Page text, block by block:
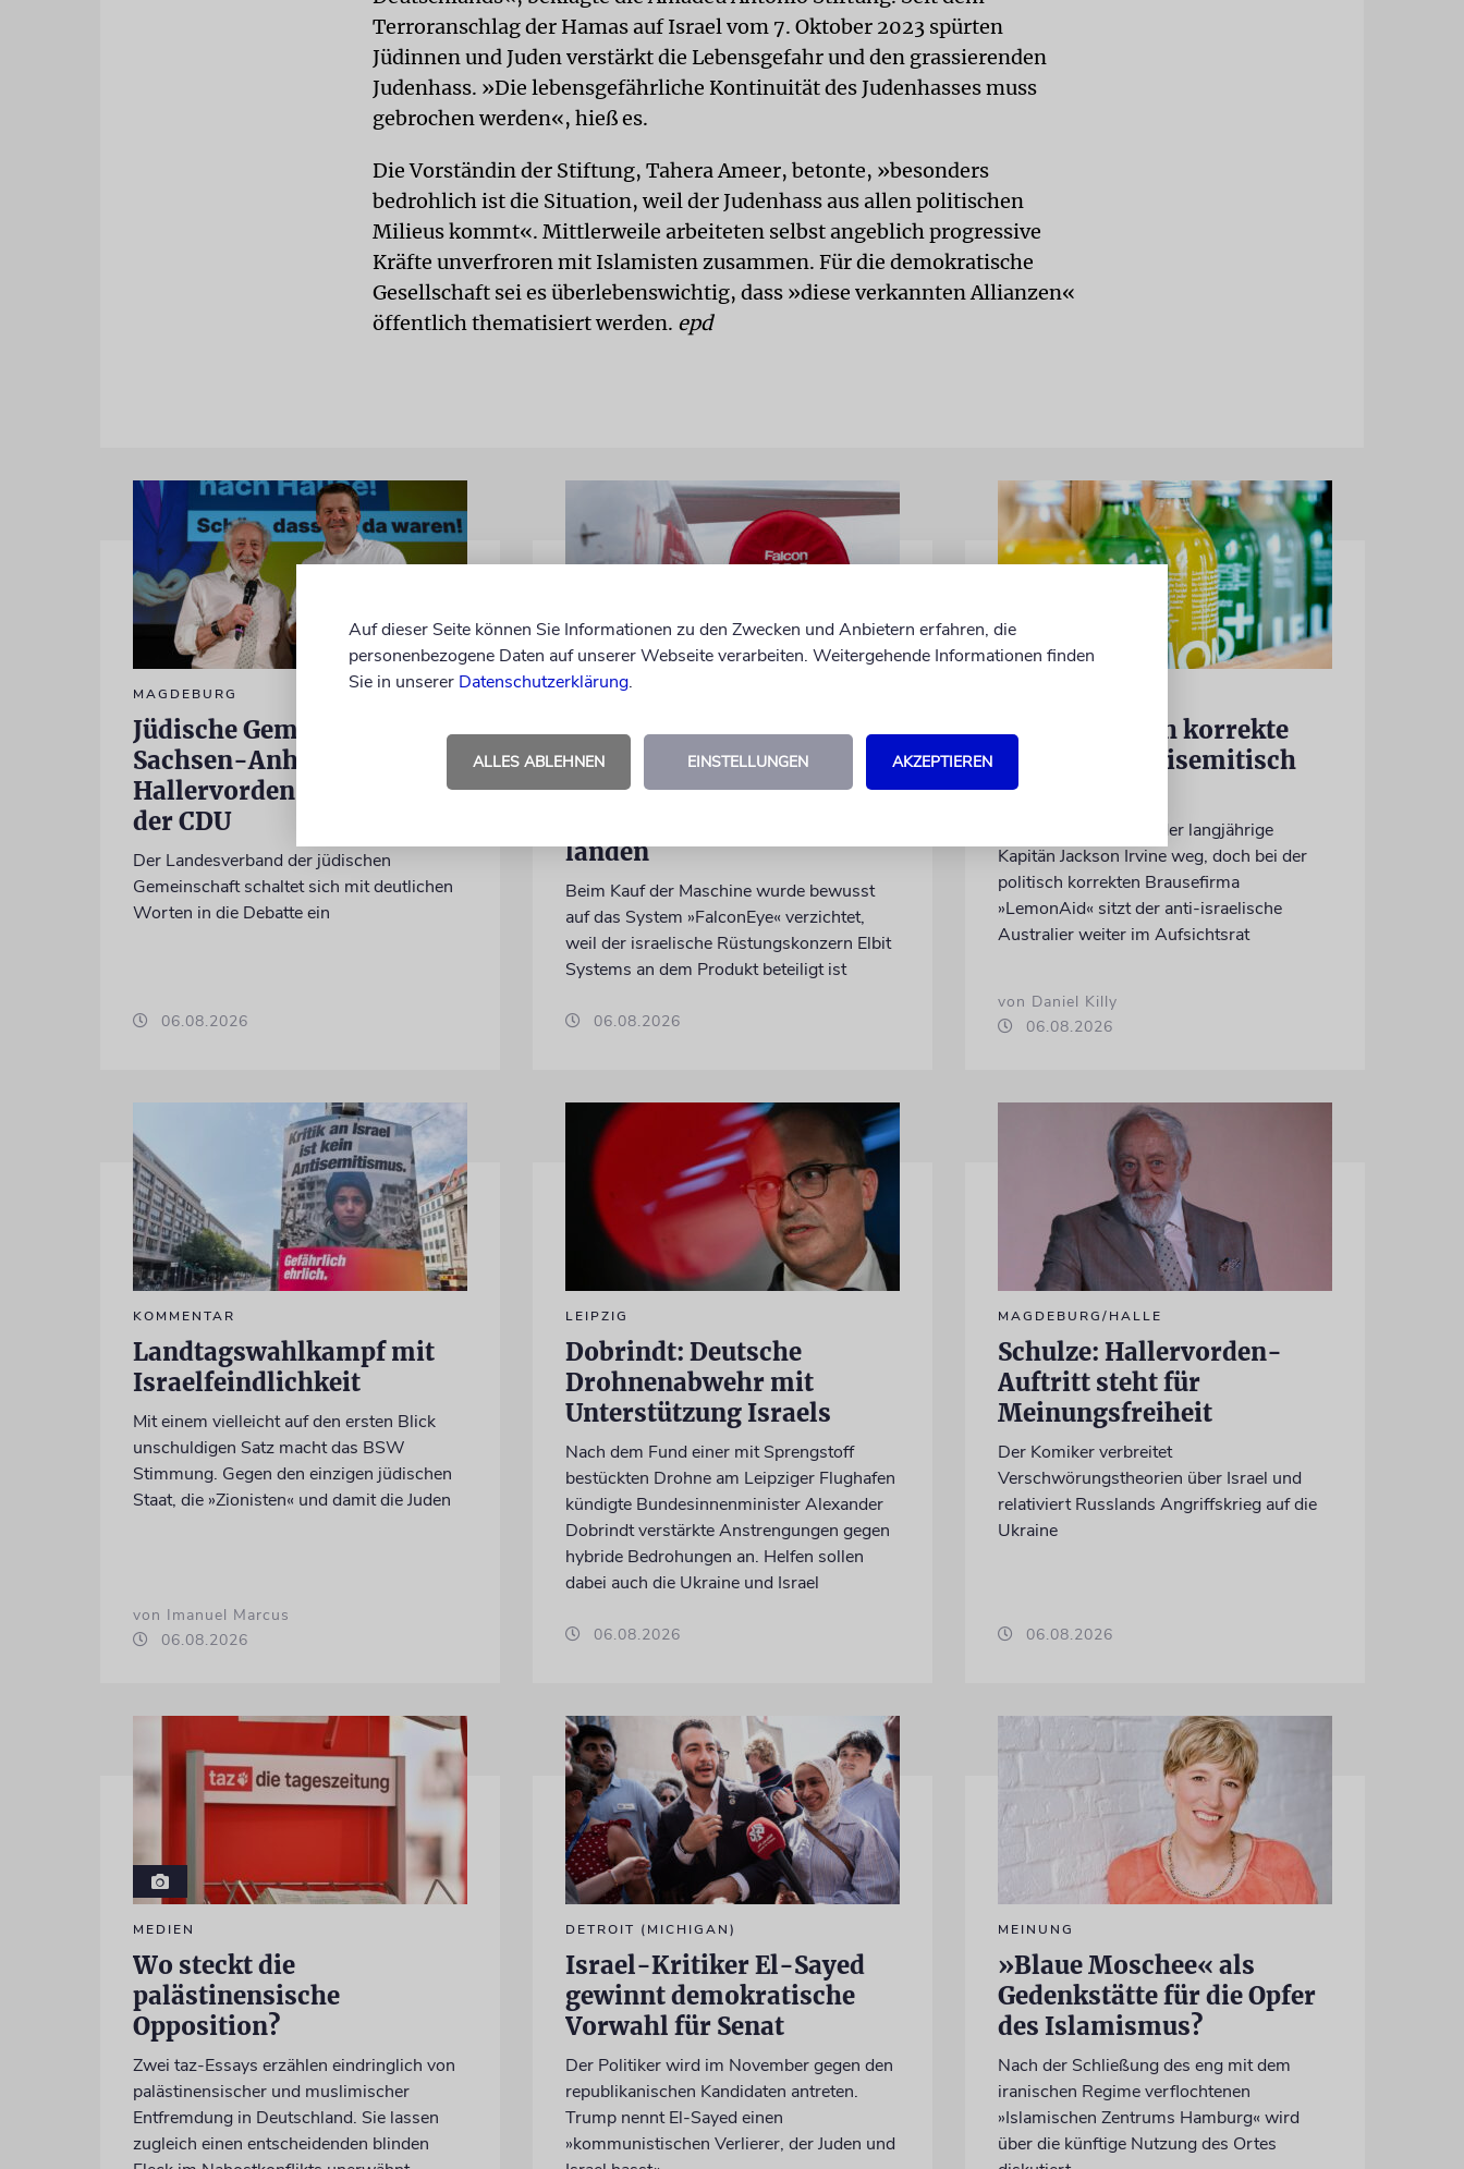
Terroranschlag der Hamas auf Israel vom 7. Oktober 2023 spürten
Jüdinnen und Juden verstärkt die Lebensgefahr und den grassierenden
Judenhass. »Die lebensgefährliche Kontinuität des Judenhasses muss
gebrochen werden«, hieß es.
Die Vorständin der Stiftung, Tahera Ameer, betonte, »besonders
bedrohlich ist die Situation, weil der Judenhass aus allen politischen
Milieus kommt«. Mittlerweile arbeiteten selbst angeblich progressive
Kräfte unverfroren mit Islamisten zusammen. Für die demokratische
Gesellschaft sei es überlebenswichtig, dass »diese verkannten Allianzen«
öffentlich thematisiert werden. epd
MAGDEBURG
Jüdische Gemeinden in
Sachsen-Anhalt kritisieren
Hallervorden-Wahlkampf
der CDU
Der Landesverband der jüdischen
Gemeinschaft schaltet sich mit deutlichen
Worten in die Debatte ein
06.08.2026
DUBLIN
Wegen Israel-Boykott:
Irisches
Regierungsflugzeug kann
landen
Beim Kauf der Maschine wurde bewusst
auf das System »FalconEye« verzichtet,
weil der israelische Rüstungskonzern Elbit
Systems an dem Produkt beteiligt ist
06.08.2026
Kann politisch korrekte
Limonade antisemitisch
sein?
Beim FC St. Pauli ist der langjährige
Kapitän Jackson Irvine weg, doch bei der
politisch korrekten Brausefirma
»LemonAid« sitzt der anti-israelische
Australier weiter im Aufsichtsrat
von Daniel Killy
06.08.2026
KOMMENTAR
Landtagswahlkampf mit
Israelfeindlichkeit
Mit einem vielleicht auf den ersten Blick
unschuldigen Satz macht das BSW
Stimmung. Gegen den einzigen jüdischen
Staat, die »Zionisten« und damit die Juden
von Imanuel Marcus
06.08.2026
LEIPZIG
Dobrindt: Deutsche
Drohnenabwehr mit
Unterstützung Israels
Nach dem Fund einer mit Sprengstoff
bestückten Drohne am Leipziger Flughafen
kündigte Bundesinnenminister Alexander
Dobrindt verstärkte Anstrengungen gegen
hybride Bedrohungen an. Helfen sollen
dabei auch die Ukraine und Israel
06.08.2026
MAGDEBURG/HALLE
Schulze: Hallervorden-
Auftritt steht für
Meinungsfreiheit
Der Komiker verbreitet
Verschwörungstheorien über Israel und
relativiert Russlands Angriffskrieg auf die
Ukraine
06.08.2026
MEDIEN
Wo steckt die
palästinensische
Opposition?
Zwei taz-Essays erzählen eindringlich von
palästinensischer und muslimischer
Entfremdung in Deutschland. Sie lassen
zugleich einen entscheidenden blinden
DETROIT (MICHIGAN)
Israel-Kritiker El-Sayed
gewinnt demokratische
Vorwahl für Senat
Der Politiker wird im November gegen den
republikanischen Kandidaten antreten.
Trump nennt El-Sayed einen
»kommunistischen Verlierer, der Juden und
MEINUNG
»Blaue Moschee« als
Gedenkstätte für die Opfer
des Islamismus?
Nach der Schließung des eng mit dem
iranischen Regime verflochtenen
»Islamischen Zentrums Hamburg« wird
über die künftige Nutzung des Ortes
Auf dieser Seite können Sie Informationen zu den Zwecken und Anbietern erfahren, die
personenbezogene Daten auf unserer Webseite verarbeiten. Weitergehende Informationen finden
Sie in unserer Datenschutzerklärung.
ALLES ABLEHNEN EINSTELLUNGEN AKZEPTIEREN